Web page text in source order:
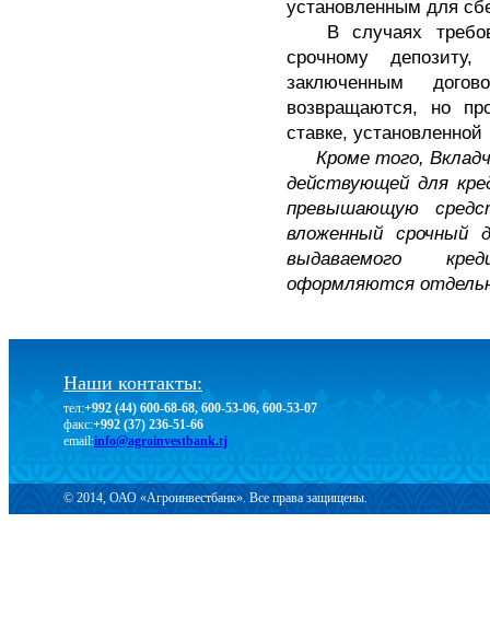
установленным для
В случаях
срочному депозиту,
заключенным
возвращаются, но
ставке,
Кроме того,
действующей для
превышающую
вложенный срочный
выдаваемого
оформляются
Наши контакты:
тел:+992 (44) 600-68-68, 600-53-06, 600-53-07
факс:+992 (37) 236-51-66
email:info@agroinvestbank.tj
© 2014, ОАО «Агроинвестбанк». Все права защищены.